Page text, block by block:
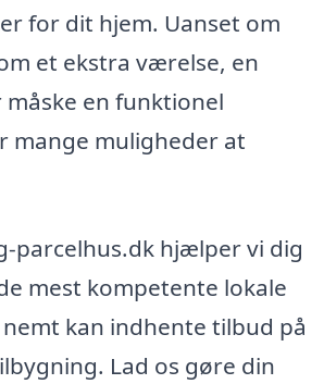
for dit hjem. Uanset om
et ekstra værelse, en
en funktionel
mange muligheder at
parcelhus.dk hjælper vi dig
mest kompetente lokale
kan indhente tilbud på
Lad os gøre din